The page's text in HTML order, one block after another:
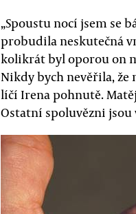
„Spoustu nocí jsem se
probudila neskutečná
kolikrát byl oporou on
Nikdy bych nevěřila, že
líčí Irena pohnutě.
Ostatní spoluvězni jsou